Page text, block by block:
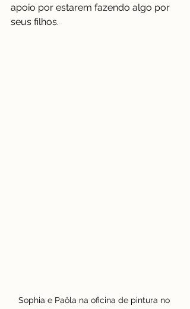
apoio por estarem fazendo algo por
seus filhos.
Sophia e Paôla na oficina de pintura no